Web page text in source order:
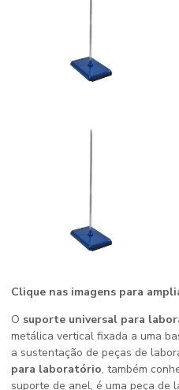
Clique nas imagens para
O suporte universal para
metálica vertical fixada a uma
a sustentação de peças de
para laboratório, também
suporte de anel, é uma peça de